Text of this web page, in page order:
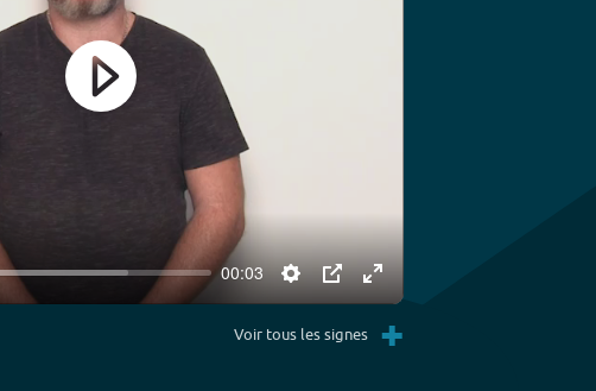
00:03
Settings
PIP Enter
fullscreen
Play
Voir tous les signes +